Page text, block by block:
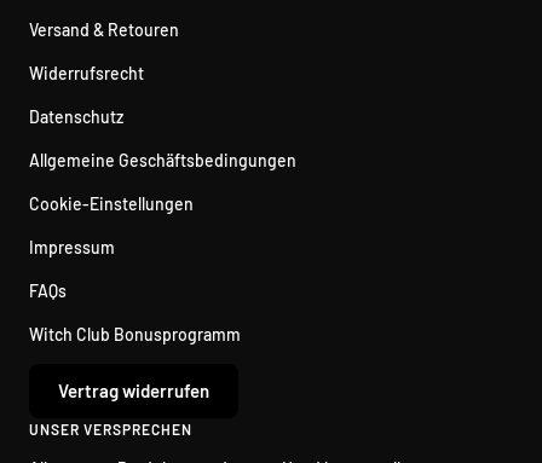
Versand & Retouren
Widerrufsrecht
Datenschutz
Allgemeine Geschäftsbedingungen
Cookie-Einstellungen
Impressum
FAQs
Witch Club Bonusprogramm
Vertrag widerrufen
UNSER VERSPRECHEN